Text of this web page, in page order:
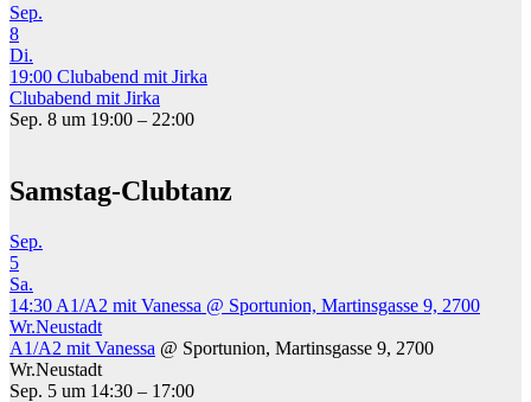
Sep.
8
Di.
19:00 Clubabend mit Jirka
Clubabend mit Jirka
Sep. 8 um 19:00 – 22:00
Samstag-Clubtanz
Sep.
5
Sa.
14:30 A1/A2 mit Vanessa @ Sportunion, Martinsgasse 9, 2700
Wr.Neustadt
A1/A2 mit Vanessa @ Sportunion, Martinsgasse 9, 2700
Wr.Neustadt
Sep. 5 um 14:30 – 17:00